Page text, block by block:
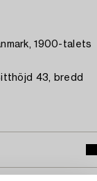
1900-talets
43, bredd